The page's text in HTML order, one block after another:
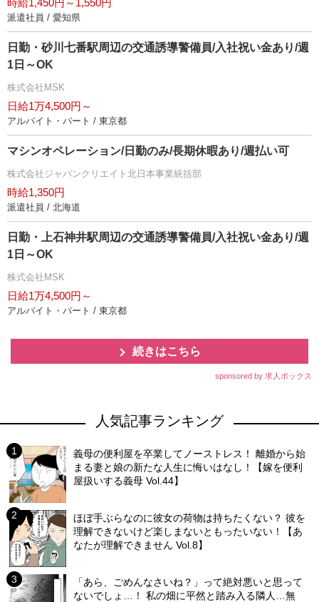
時給1,450円～1,550円
派遣社員 / 愛知県
日勤・砂川七番駅周辺の交通誘導警備員/入社祝い金あり/週
1日～OK
株式会社MSK
日給1万4,500円～
アルバイト・パート / 東京都
マシンオペレーション/日勤のみ/長期休暇あり/週払い可
株式会社ジャパンクリエイト北日本事業統括部
時給1,350円
派遣社員 / 北海道
日勤・上石神井駅周辺の交通誘導警備員/入社祝い金あり/週
1日～OK
株式会社MSK
日給1万4,500円～
アルバイト・パート / 東京都
続きはこちら
sponsored by 求人ボックス
人気記事ランキング
義母の便利屋を卒業してノーストレス！ 離婚から始
まる妻と娘の新たな人生に悔いはなし！【嫁を便利
屋扱いする義母 Vol.44】
ほぼ手ぶらなのに彼女の荷物は持ちたくない？ 彼を
理解できないけど楽しまないともったいない！【あ
なたが理解できません Vol.8】
「あら、ごめんなさいね？」って絶対悪いと思って
ないでしょ…！ 私の畑に平然と踏み入る隣人…無